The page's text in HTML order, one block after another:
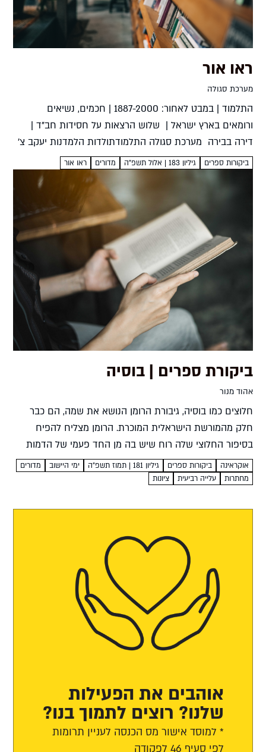
ראו אור
מערכת סגולה
התלמוד | במבט לאחור: 1887-2000 | חכמים, נשיאים
ורומאים בארץ ישראל | שלוש הרצאות על חסידות חב"ד |
דירה בבירה מערכת סגולה התלמודתולדות הלמדנות יעקב צ'
מאיר וישי רוזן-צבימאגנס, תשפ"ה, 394 עמ' מקובל לומר...
ביקורות ספרים גיליון 183 | אלול תשפ”ה מדורים ראו אור
ביקורת ספרים | בוסיה
אהוד מנור
חלוצים כמו בוסיה, גיבורת הרומן הנושא את שמה, הם כבר
חלק מהמורשת הישראלית המוכרת. הרומן מצליח להפיח
בסיפור החלוצי שלה רוח שיש בה מן החד פעמי של הדמות
האישית וגם לטעון אותה בסמליות גדולה אהוד...
אוקראינה ביקורות ספרים גיליון 181 | תמוז תשפ”ה ימי היישוב
מדורים
מחתרות
עלייה רביעית ציונות
אוהבים את הפעילות
שלנו? רוצים לתמוך בנו?
* למוסד אישור מס הכנסה לעניין תרומות
לפי סעיף 46 לפקודה